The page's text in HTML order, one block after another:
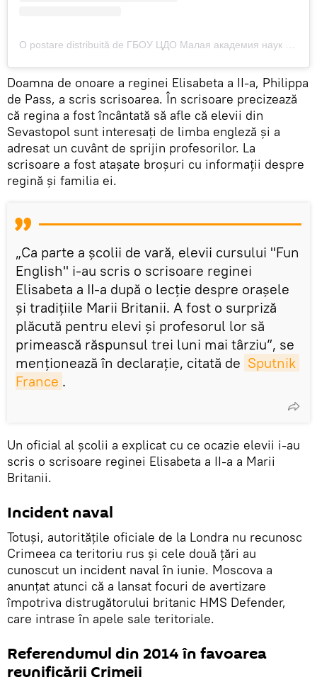
Doamna de onoare a reginei Elisabeta a II-a, Philippa
de Pass, a scris scrisoarea. În scrisoare precizează
că regina a fost încântată să afle că elevii din
Sevastopol sunt interesați de limba engleză și a
adresat un cuvânt de sprijin profesorilor. La
scrisoare a fost atașate broșuri cu informații despre
regină și familia ei.
„Ca parte a școlii de vară, elevii cursului "Fun
English" i-au scris o scrisoare reginei
Elisabeta a II-a după o lecție despre orașele
și tradițiile Marii Britanii. A fost o surpriză
plăcută pentru elevi și profesorul lor să
primească răspunsul trei luni mai târziu”, se
menţionează în declarație, citată de Sputnik
France .
Un oficial al școlii a explicat cu ce ocazie elevii i-au
scris o scrisoare reginei Elisabeta a II-a a Marii
Britanii.
Incident naval
Totuşi, autoritățile oficiale de la Londra nu recunosc
Crimeea ca teritoriu rus și cele două țări au
cunoscut un incident naval în iunie. Moscova a
anunțat atunci că a lansat focuri de avertizare
împotriva distrugătorului britanic HMS Defender,
care intrase în apele sale teritoriale.
Referendumul din 2014 în favoarea
reunificării Crimeii